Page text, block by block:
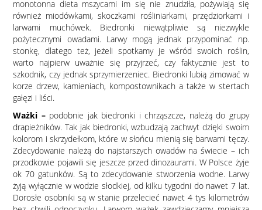
monotonna dieta mszycami im się nie znudziła, pożywiają się
również miodówkami, skoczkami rośliniarkami, przędziorkami i
larwami muchówek. Biedronki niewątpliwie są niezwykle
pożytecznymi owadami. Larwy mogą jednak przypominać np.
stonkę, dlatego też, jeżeli spotkamy je wśród swoich roślin,
warto najpierw uważnie się przyjrzeć, czy faktycznie jest to
szkodnik, czy jednak sprzymierzeniec. Biedronki lubią zimować w
korze drzew, kamieniach, kompostownikach a także w stertach
gałęzi i liści.
Ważki –podobnie jak biedronki i chrząszcze, należą do grupy
drapieżników. Tak jak biedronki, wzbudzają zachwyt dzięki swoim
kolorom i skrzydełkom, które w słońcu mienią się barwami tęczy.
Zdecydowanie należą do najstarszych owadów na świecie – ich
przodkowie pojawili się jeszcze przed dinozaurami. W Polsce żyje
ok 70 gatunków. Są to zdecydowanie stworzenia wodne. Larwy
żyją wyłącznie w wodzie słodkiej, od kilku tygodni do nawet 7 lat.
Dorosłe osobniki są w stanie przelecieć nawet 4 tys kilometrów